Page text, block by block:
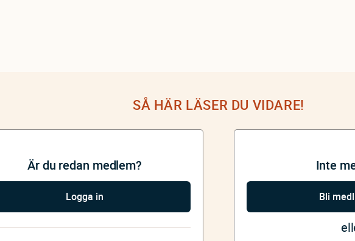
SÅ HÄR LÄSER DU VIDARE!
Är du redan medlem?
Logga in
Inte
Bli